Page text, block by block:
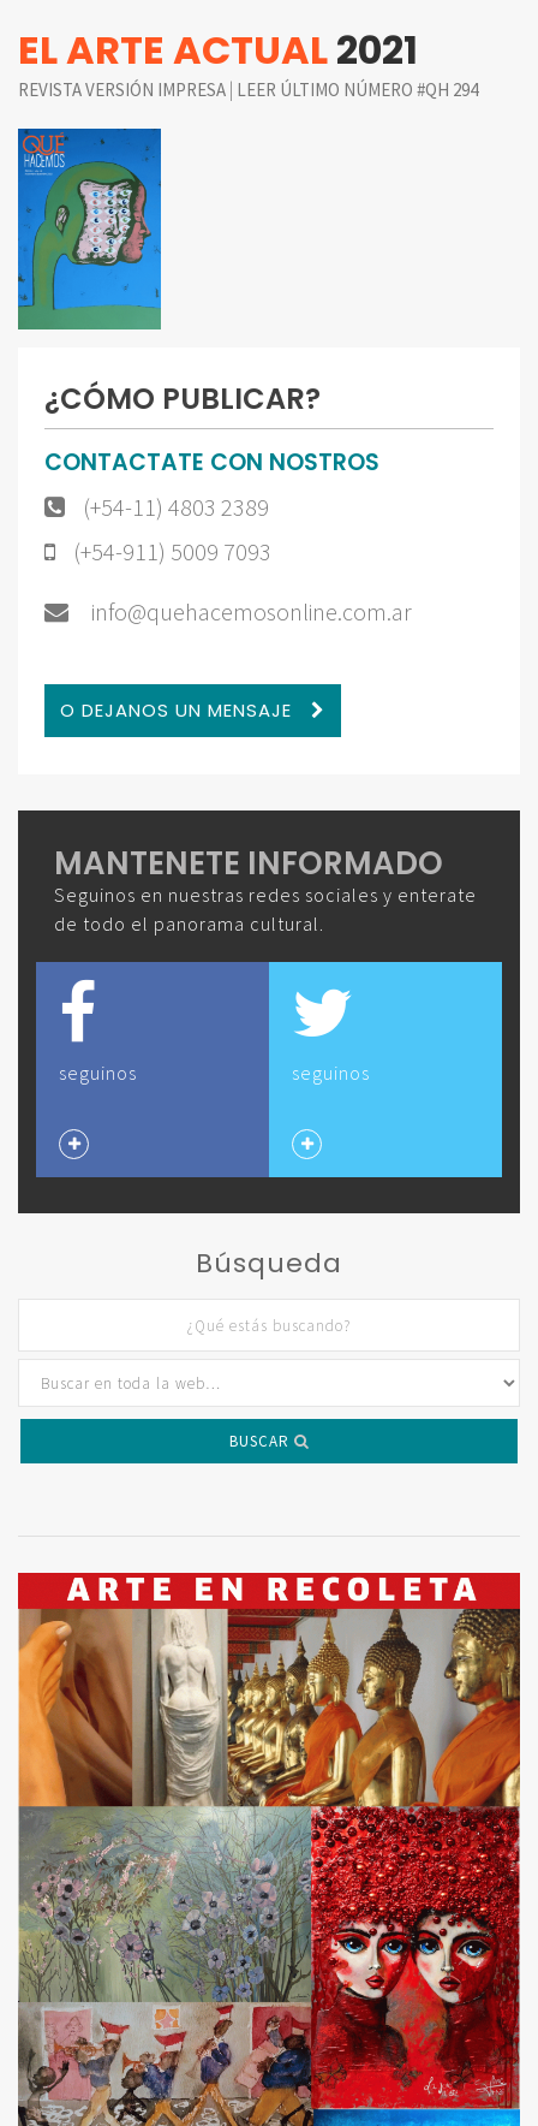
EL ARTE ACTUAL2021
REVISTA VERSIÓN IMPRESA | LEER ÚLTIMO NÚMERO #QH 294
¿CÓMO PUBLICAR?
CONTACTATE CON NOSTROS
(+54-11) 4803 2389
(+54-911) 5009 7093
info@quehacemosonline.com.ar
O DEJANOS UN MENSAJE
MANTENETE INFORMADO
Seguinos en nuestras redes sociales y enterate
de todo el panorama cultural.
seguinos seguinos
Búsqueda
BUSCAR